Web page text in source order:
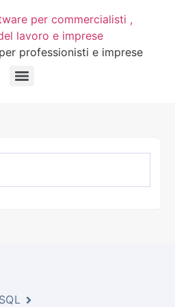
professionisti e imprese